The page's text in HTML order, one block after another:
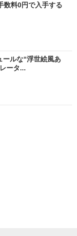
数料0円で入手する
ルな“浮世絵風あ
ータ...